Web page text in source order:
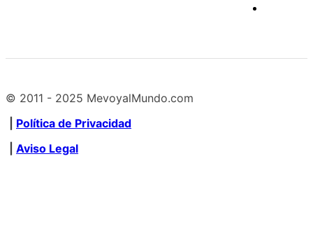
© 2011 - 2025 MevoyalMundo.com
Política de Privacidad
Aviso Legal